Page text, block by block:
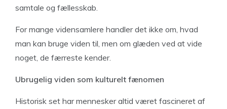
samtale og fællesskab.
For mange vidensamlere handler det ikke om, hvad
man kan bruge viden til, men om glæden ved at vide
noget, de færreste kender.
Ubrugelig viden som kulturelt fænomen
Historisk set har mennesker altid været fascineret af